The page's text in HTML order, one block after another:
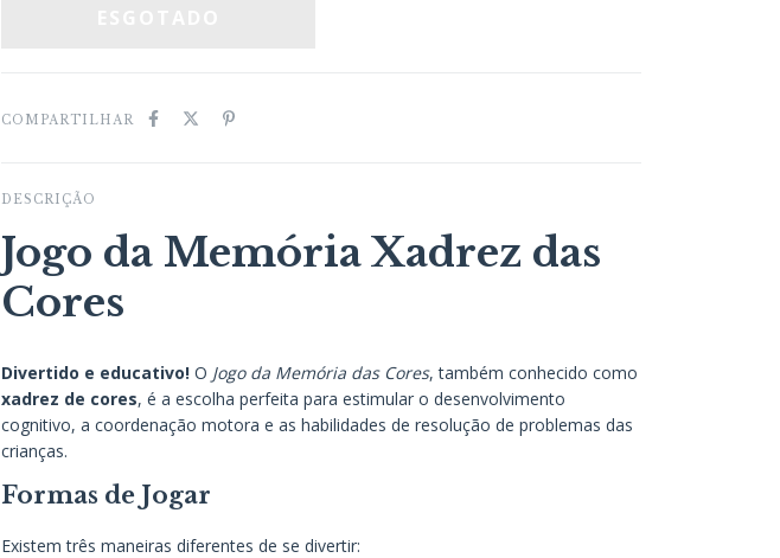
COMPARTILHAR
DESCRIÇÃO
Jogo da Memória Xadrez das
Cores
Divertido e educativo! O Jogo da Memória das Cores, também conhecido como
xadrez de cores, é a escolha perfeita para estimular o desenvolvimento
cognitivo, a coordenação motora e as habilidades de resolução de problemas das
crianças.
Formas de Jogar
Existem três maneiras diferentes de se divertir: